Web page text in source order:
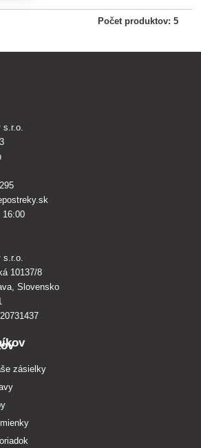
Počet produktov: 5
16:00
10137/8
Slovensko
zásielky